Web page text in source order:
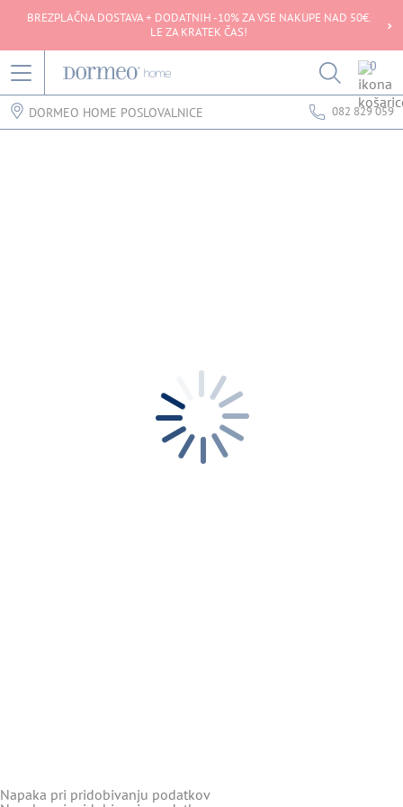
BREZPLAČNA DOSTAVA + DODATNIH -10% ZA VSE NAKUPE NAD 50€.
LE ZA KRATEK ČAS!
0
DORMEO HOME POSLOVALNICE 082 829 059
Napaka pri pridobivanju podatkov